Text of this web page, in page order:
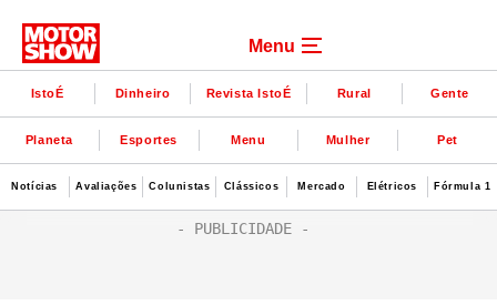
Menu
IstoÉ Dinheiro Revista IstoÉ Rural Gente
Planeta Esportes Menu Mulher Pet
Notícias Avaliações Colunistas Clássicos Mercado Elétricos Fórmula 1